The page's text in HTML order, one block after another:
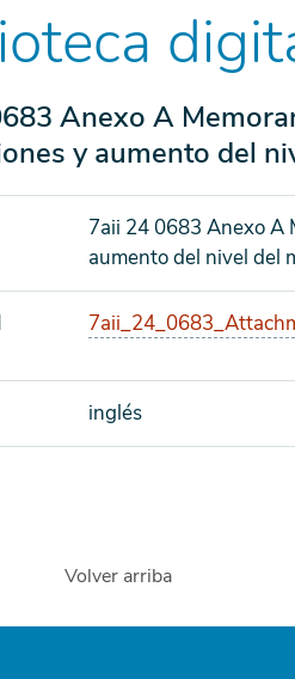
Anexo A
y aumento del
7aii 24 0683 Anexo A
aumento del nivel del
inglés
Volver arriba